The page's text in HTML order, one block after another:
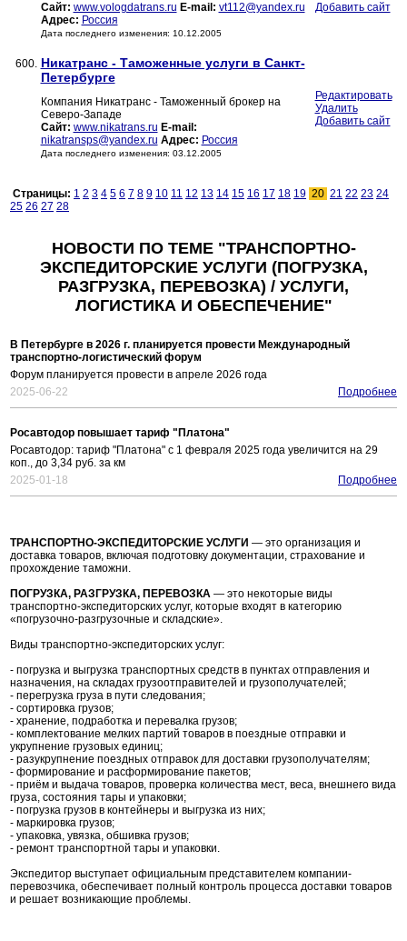
Сайт: www.vologdatrans.ru E-mail: vt112@yandex.ru
Адрес: Россия
Дата последнего изменения: 10.12.2005
Добавить сайт
600. Никатранс - Таможенные услуги в Санкт-
Петербурге
Компания Никатранс - Таможенный брокер на
Северо-Западе
Сайт: www.nikatrans.ru E-mail:
nikatransps@yandex.ru Адрес: Россия
Дата последнего изменения: 03.12.2005
Редактировать
Удалить
Добавить сайт
Страницы: 1 2 3 4 5 6 7 8 9 10 11 12 13 14 15 16 17 18 19 20 21 22 23 24
25 26 27 28
НОВОСТИ ПО ТЕМЕ "ТРАНСПОРТНО-
ЭКСПЕДИТОРСКИЕ УСЛУГИ (ПОГРУЗКА,
РАЗГРУЗКА, ПЕРЕВОЗКА) / УСЛУГИ,
ЛОГИСТИКА И ОБЕСПЕЧЕНИЕ"
В Петербурге в 2026 г. планируется провести Международный
транспортно-логистический форум
Форум планируется провести в апреле 2026 года
2025-06-22
Подробнее
Росавтодор повышает тариф "Платона"
Росавтодор: тариф "Платона" с 1 февраля 2025 года увеличится на 29
коп., до 3,34 руб. за км
2025-01-18
Подробнее
ТРАНСПОРТНО-ЭКСПЕДИТОРСКИЕ УСЛУГИ — это организация и
доставка товаров, включая подготовку документации, страхование и
прохождение таможни.
ПОГРУЗКА, РАЗГРУЗКА, ПЕРЕВОЗКА — это некоторые виды
транспортно-экспедиторских услуг, которые входят в категорию
«погрузочно-разгрузочные и складские».
Виды транспортно-экспедиторских услуг:
- погрузка и выгрузка транспортных средств в пунктах отправления и
назначения, на складах грузоотправителей и грузополучателей;
- перегрузка груза в пути следования;
- сортировка грузов;
- хранение, подработка и перевалка грузов;
- комплектование мелких партий товаров в поездные отправки и
укрупнение грузовых единиц;
- разукрупнение поездных отправок для доставки грузополучателям;
- формирование и расформирование пакетов;
- приём и выдача товаров, проверка количества мест, веса, внешнего вида
груза, состояния тары и упаковки;
- погрузка грузов в контейнеры и выгрузка из них;
- маркировка грузов;
- упаковка, увязка, обшивка грузов;
- ремонт транспортной тары и упаковки.
Экспедитор выступает официальным представителем компании-
перевозчика, обеспечивает полный контроль процесса доставки товаров
и решает возникающие проблемы.